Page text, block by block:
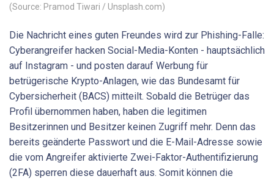
(Source: Pramod Tiwari / Unsplash.com)
Die Nachricht eines guten Freundes wird zur Phishing-Falle:
Cyberangreifer hacken Social-Media-Konten - hauptsächlich
auf Instagram - und posten darauf Werbung für
betrügerische Krypto-Anlagen, wie das Bundesamt für
Cybersicherheit (BACS) mitteilt. Sobald die Betrüger das
Profil übernommen haben, haben die legitimen
Besitzerinnen und Besitzer keinen Zugriff mehr. Denn das
bereits geänderte Passwort und die E-Mail-Adresse sowie
die vom Angreifer aktivierte Zwei-Faktor-Authentifizierung
(2FA) sperren diese dauerhaft aus. Somit können die